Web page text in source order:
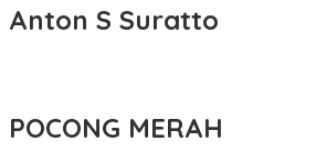
Anton S Suratto
POCONG MERAH